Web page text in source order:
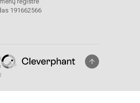
191662566